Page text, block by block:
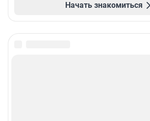
Начать знакомиться